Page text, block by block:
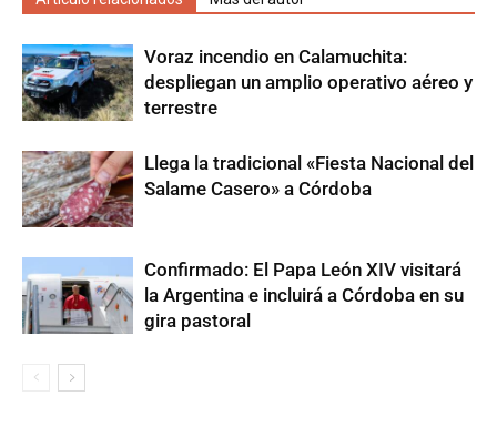
Voraz incendio en Calamuchita:
despliegan un amplio operativo aéreo y
terrestre
Llega la tradicional «Fiesta Nacional del
Salame Casero» a Córdoba
Confirmado: El Papa León XIV visitará
la Argentina e incluirá a Córdoba en su
gira pastoral